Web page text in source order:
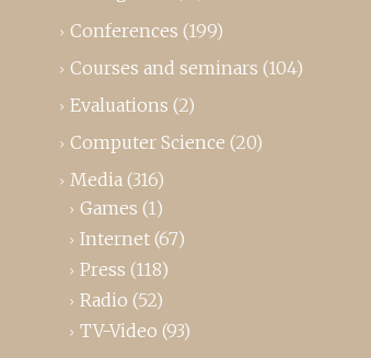
Conferences (199)
Courses and seminars (104)
Evaluations (2)
Computer Science (20)
Media (316)
Games (1)
Internet (67)
Press (118)
Radio (52)
TV-Video (93)